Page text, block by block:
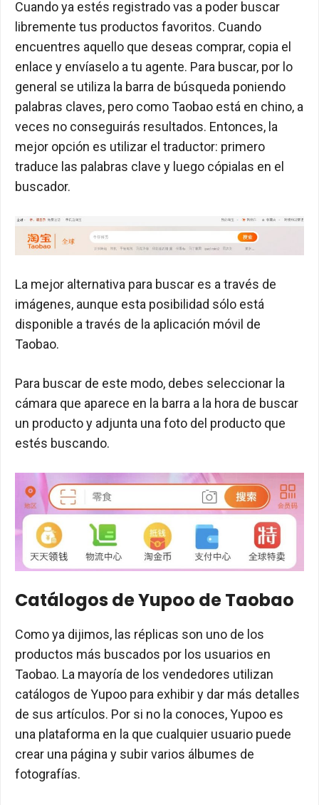
Cuando ya estés registrado vas a poder buscar
libremente tus productos favoritos. Cuando
encuentres aquello que deseas comprar, copia el
enlace y envíaselo a tu agente. Para buscar, por lo
general se utiliza la barra de búsqueda poniendo
palabras claves, pero como Taobao está en chino, a
veces no conseguirás resultados. Entonces, la
mejor opción es utilizar el traductor: primero
traduce las palabras clave y luego cópialas en el
buscador.
La mejor alternativa para buscar es a través de
imágenes, aunque esta posibilidad sólo está
disponible a través de la aplicación móvil de
Taobao.
Para buscar de este modo, debes seleccionar la
cámara que aparece en la barra a la hora de buscar
un producto y adjunta una foto del producto que
estés buscando.
Catálogos de Yupoo de Taobao
Como ya dijimos, las réplicas son uno de los
productos más buscados por los usuarios en
Taobao. La mayoría de los vendedores utilizan
catálogos de Yupoo para exhibir y dar más detalles
de sus artículos. Por si no la conoces, Yupoo es
una plataforma en la que cualquier usuario puede
crear una página y subir varios álbumes de
fotografías.